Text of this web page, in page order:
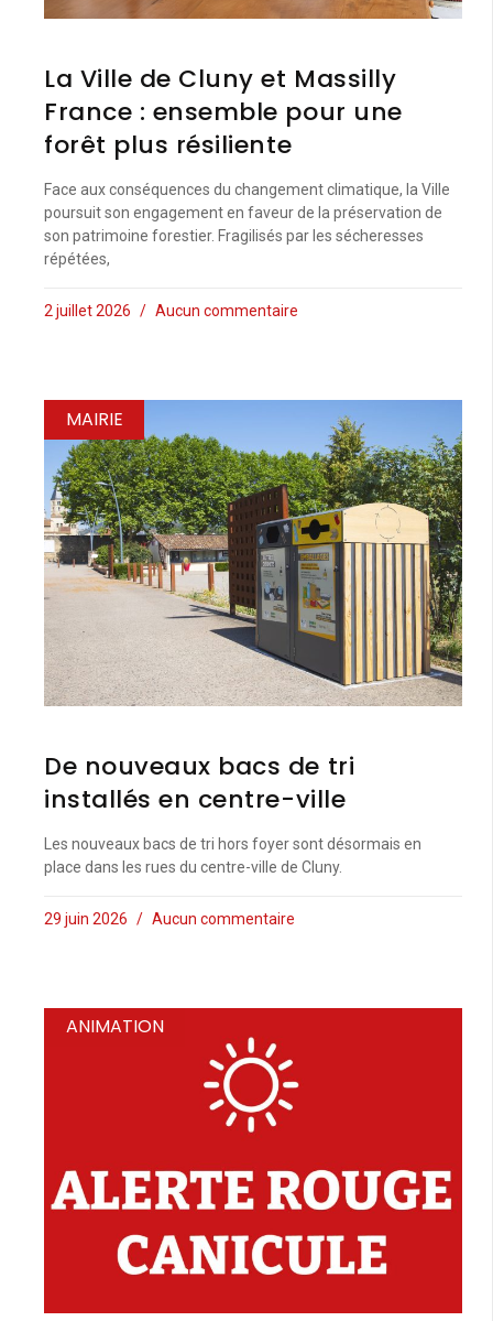
La Ville de Cluny et Massilly
France : ensemble pour une
forêt plus résiliente
Face aux conséquences du changement climatique, la Ville
poursuit son engagement en faveur de la préservation de
son patrimoine forestier. Fragilisés par les sécheresses
répétées,
2 juillet 2026 Aucun commentaire
MAIRIE
De nouveaux bacs de tri
installés en centre-ville
Les nouveaux bacs de tri hors foyer sont désormais en
place dans les rues du centre-ville de Cluny.
29 juin 2026 Aucun commentaire
ANIMATION